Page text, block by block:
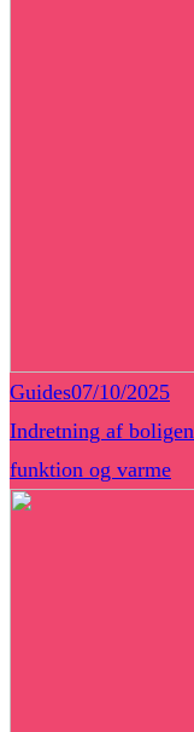
Guides07/10/2025
Indretning af
funktion og varme